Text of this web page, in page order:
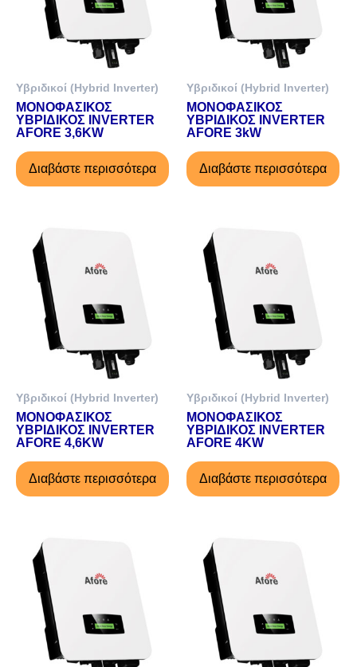
Υβριδικοί (Hybrid Inverter)
ΜΟΝΟΦΑΣΙΚΟΣ
ΥΒΡΙΔΙΚΟΣ INVERTER
AFORE 3,6KW
Διαβάστε περισσότερα
Υβριδικοί (Hybrid Inverter)
ΜΟΝΟΦΑΣΙΚΟΣ
ΥΒΡΙΔΙΚΟΣ INVERTER
AFORE 3kW
Διαβάστε περισσότερα
Υβριδικοί (Hybrid Inverter)
ΜΟΝΟΦΑΣΙΚΟΣ
ΥΒΡΙΔΙΚΟΣ INVERTER
AFORE 4,6KW
Διαβάστε περισσότερα
Υβριδικοί (Hybrid Inverter)
ΜΟΝΟΦΑΣΙΚΟΣ
ΥΒΡΙΔΙΚΟΣ INVERTER
AFORE 4KW
Διαβάστε περισσότερα